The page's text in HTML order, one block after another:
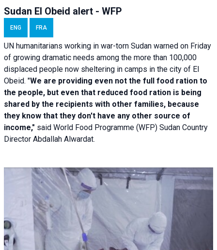
Sudan El Obeid alert - WFP
ENG FRA
UN humanitarians working in war-torn Sudan warned on Friday
of growing dramatic needs among the more than 100,000
displaced people now sheltering in camps in the city of El
Obeid. "We are providing even not the full food ration to
the people, but even that reduced food ration is being
shared by the recipients with other families, because
they know that they don't have any other source of
income," said World Food Programme (WFP) Sudan Country
Director Abdallah Alwardat.